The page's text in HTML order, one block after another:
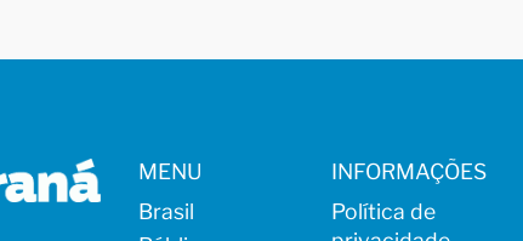
MENU
Brasil
INFORMAÇÕES
Política de